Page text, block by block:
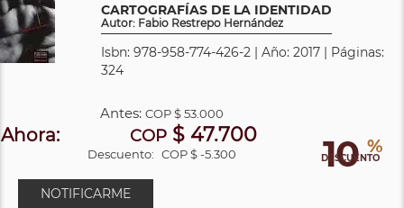
CARTOGRAFÍAS DE LA IDENTIDAD
Autor: Fabio Restrepo Hernández
Isbn: 978-958-774-426-2 | Año: 2017 | Páginas:
324
10 %
DESCUENTO
Antes: COP$ 53.000
Ahora: COP$ 47.700
Descuento: COP $ -5.300
NOTIFICARME